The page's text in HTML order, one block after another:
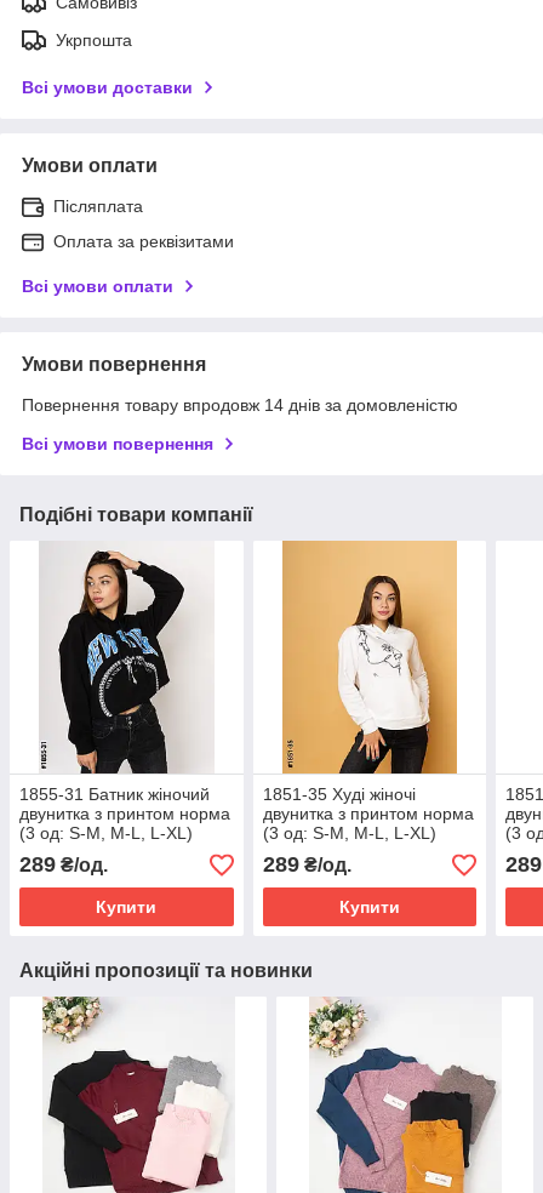
Укрпошта
Всі умови доставки
Умови оплати
Післяплата
Оплата за реквізитами
Всі умови оплати
Умови повернення
Повернення товару впродовж 14 днів за домовленістю
Всі умови повернення
Подібні товари компанії
1855-31 Батник жіночий
двунитка з принтом норма
(3 од: S-M, M-L, L-XL)
289 ₴/од.
Купити
1851-35 Худі жіночі
двунитка з принтом норма
(3 од: S-M, M-L, L-XL)
289₴/од.
Купити
(3
289
Акційні пропозиції та новинки